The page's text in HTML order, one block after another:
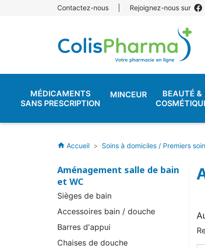
Contactez-nous Rejoignez-nous sur
MÉDICAMENTS
SANS PRESCRIPTION
MINCEUR
BEAUTÉ &
home Accueil Soins à domiciles / Premiers
Aménagement salle de bain
et WC
Sièges de bain
Accessoires bain / douche
Barres d'appui
Chaises de douche